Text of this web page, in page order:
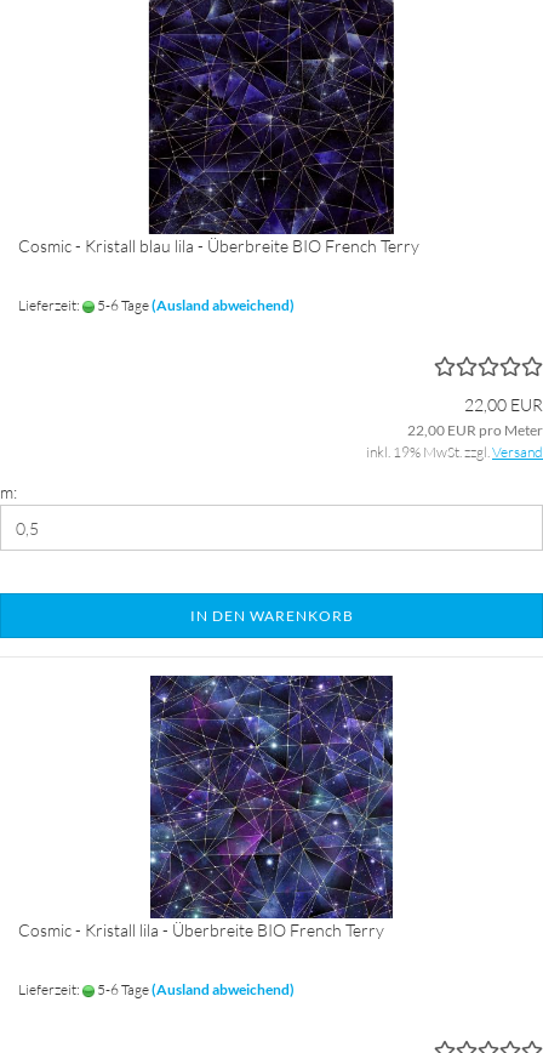
Cosmic - Kristall blau lila - Überbreite BIO French Terry
Lieferzeit: 5-6 Tage(Ausland abweichend)
22,00 EUR
22,00 EUR pro Meter
inkl. 19% MwSt. zzgl.Versand
m:
IN DEN WARENKORB
Cosmic - Kristall lila - Überbreite BIO French Terry
Lieferzeit: 5-6 Tage(Ausland abweichend)